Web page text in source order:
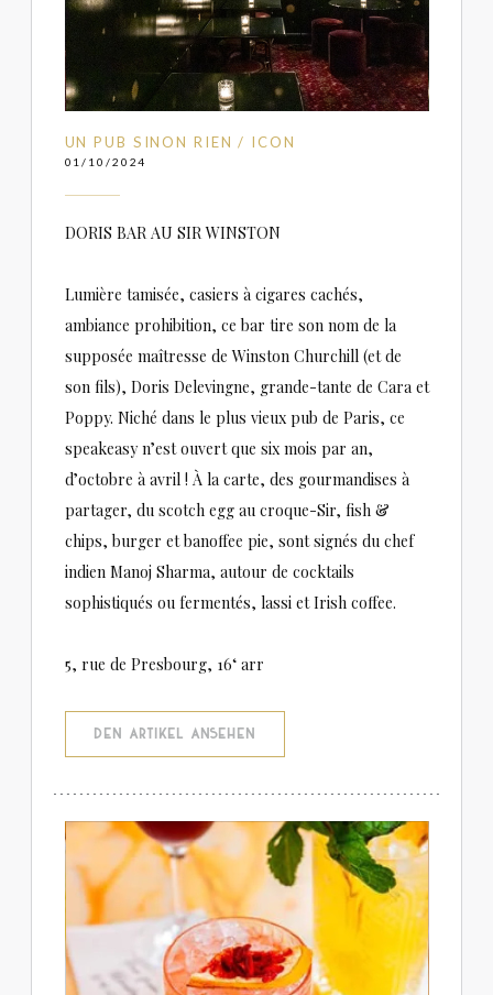
UN PUB SINON RIEN / ICON
01/10/2024
DORIS BAR AU SIR WINSTON
Lumière tamisée, casiers à cigares cachés,
ambiance prohibition, ce bar tire son nom de la
supposée maîtresse de Winston Churchill (et de
son fils), Doris Delevingne, grande-tante de Cara et
Poppy. Niché dans le plus vieux pub de Paris, ce
speakeasy n’est ouvert que six mois par an,
d’octobre à avril ! À la carte, des gourmandises à
partager, du scotch egg au croque-Sir, fish &
chips, burger et banoffee pie, sont signés du chef
indien Manoj Sharma, autour de cocktails
sophistiqués ou fermentés, lassi et Irish coffee.
5, rue de Presbourg, 16‘ arr
DEN ARTIKEL ANSEHEN